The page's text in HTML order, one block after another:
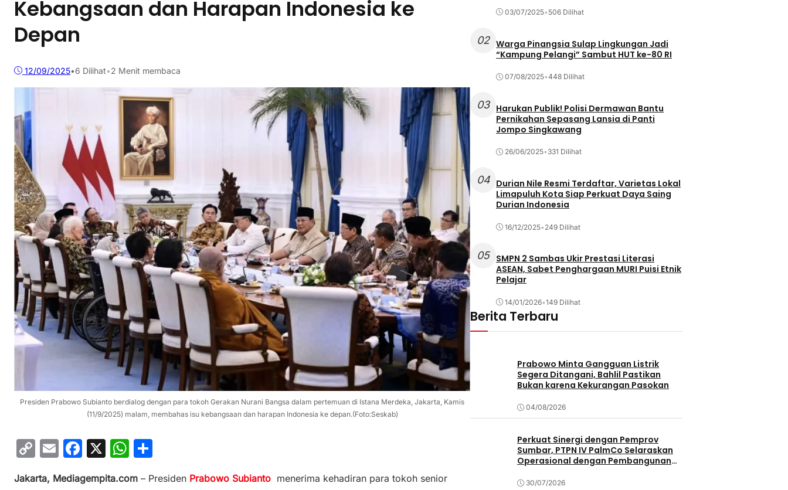
Kebangsaan dan Harapan Indonesia ke
Depan
12/09/2025•6 Dilihat•2 Menit membaca
Presiden Prabowo Subianto berdialog dengan para tokoh Gerakan Nurani Bangsa dalam pertemuan di Istana Merdeka, Jakarta, Kamis
(11/9/2025) malam, membahas isu kebangsaan dan harapan Indonesia ke depan.(Foto:Seskab)
C
p
E
ai
F
c
X
W
at ar
Jakarta, Mediagempita.com – Presiden Prabowo Subianto menerima kehadiran para tokoh senior
03/07/2025• 506 Dilihat
02 Warga Pinangsia Sulap Lingkungan Jadi
“Kampung Pelangi” Sambut HUT ke-80 RI
07/08/2025•448 Dilihat
03 Harukan Publik! Polisi Dermawan Bantu
Pernikahan Sepasang Lansia di Panti
Jompo Singkawang
26/06/2025• 331 Dilihat
04 Durian Nile Resmi Terdaftar, Varietas Lokal
Limapuluh Kota Siap Perkuat Daya Saing
Durian Indonesia
16/12/2025• 249 Dilihat
05 SMPN 2 Sambas Ukir Prestasi Literasi
ASEAN, Sabet Penghargaan MURI Puisi Etnik
Pelajar
14/01/2026•149 Dilihat
Berita Terbaru
Prabowo Minta Gangguan Listrik
Segera Ditangani, Bahlil Pastikan
Bukan karena Kekurangan Pasokan
04/08/2026
Perkuat Sinergi dengan Pemprov
Sumbar, PTPN IV PalmCo Selaraskan
Operasional dengan Pembangunan
30/07/2026